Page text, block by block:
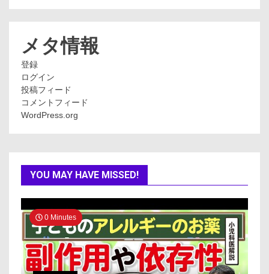
メタ情報
登録
ログイン
投稿フィード
コメントフィード
WordPress.org
YOU MAY HAVE MISSED!
0 Minutes